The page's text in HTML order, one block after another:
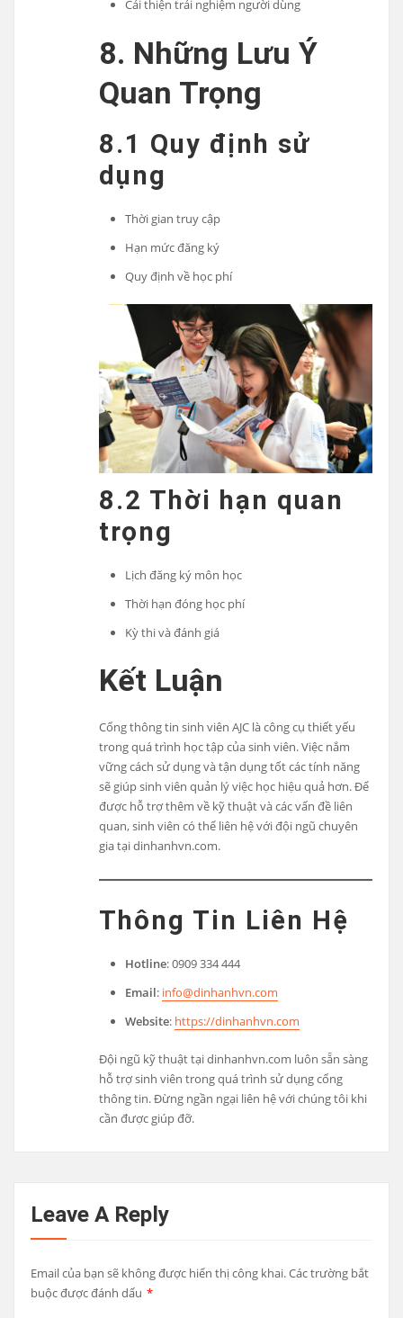
Cải thiện trải nghiệm người dùng
8. Những Lưu Ý
Quan Trọng
8.1 Quy định sử
dụng
Thời gian truy cập
Hạn mức đăng ký
Quy định về học phí
8.2 Thời hạn quan
trọng
Lịch đăng ký môn học
Thời hạn đóng học phí
Kỳ thi và đánh giá
Kết Luận
Cổng thông tin sinh viên AJC là công cụ thiết yếu
trong quá trình học tập của sinh viên. Việc nắm
vững cách sử dụng và tận dụng tốt các tính năng
sẽ giúp sinh viên quản lý việc học hiệu quả hơn. Để
được hỗ trợ thêm về kỹ thuật và các vấn đề liên
quan, sinh viên có thể liên hệ với đội ngũ chuyên
gia tại dinhanhvn.com.
Thông Tin Liên Hệ
Hotline: 0909 334 444
Email: info@dinhanhvn.com
Website: https://dinhanhvn.com
Đội ngũ kỹ thuật tại dinhanhvn.com luôn sẵn sàng
hỗ trợ sinh viên trong quá trình sử dụng cổng
thông tin. Đừng ngần ngại liên hệ với chúng tôi khi
cần được giúp đỡ.
Leave A Reply
Email của bạn sẽ không được hiển thị công khai.Các trường bắt
buộc được đánh dấu *